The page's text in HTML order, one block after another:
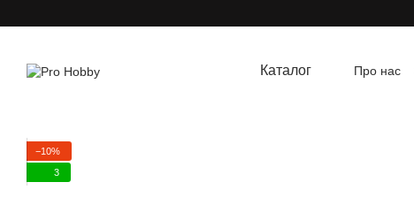
Каталог Про нас
−10%
3